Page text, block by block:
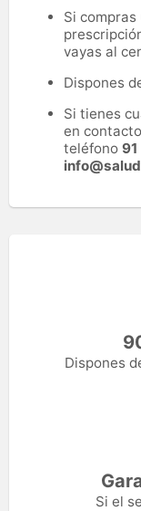
Si
vayas al
Dispones
Si tienes
en
teléfono 91
Dispones
Si el